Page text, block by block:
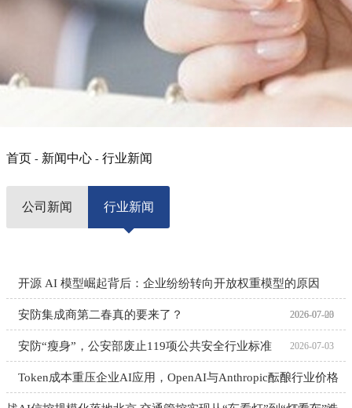
首页 - 新闻中心 - 行业新闻
公司新闻 行业新闻
开源 AI 模型崛起背后：企业纷纷转向开放权重模型的原因
2026-07-20
安防集成商第二春真的要来了？ 2026-07-03
安防“瘦身”，公安部废止119项公共安全行业标准 2026-07-03
Token成本重压企业AI应用，OpenAI与Anthropic酝酿行业价格